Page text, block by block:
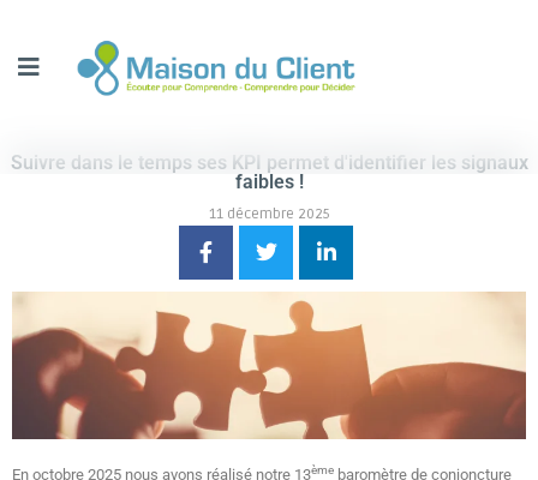
Suivre dans le temps ses KPI permet d'identifier les signaux
faibles !
11 décembre 2025
En octobre 2025 nous avons réalisé notre 13ème baromètre de conjoncture